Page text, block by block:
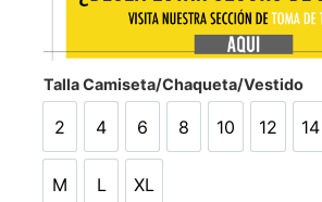
Talla Camiseta/Chaqueta/Vestido
2 4 6 8
8
10 12 14
M L XL